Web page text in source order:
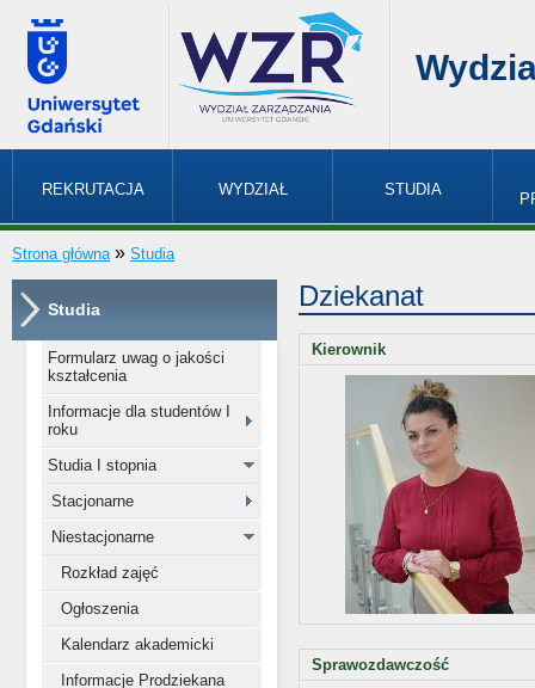
REKRUTACJA WYDZIAŁ STUDIA
Strona główna » Studia
Studia
Formularz uwag o jakości
kształcenia
Informacje dla studentów I
roku
Studia I stopnia
Stacjonarne
Niestacjonarne
Rozkład zajęć
Ogłoszenia
Kalendarz akademicki
Informacje Prodziekana
Dziekanat
Kierownik
Sprawozdawczość